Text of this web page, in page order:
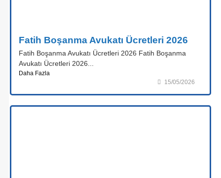
Fatih Boşanma Avukatı Ücretleri 2026
Fatih Boşanma Avukatı Ücretleri 2026 Fatih Boşanma
Avukatı Ücretleri 2026...
Daha Fazla
15/05/2026